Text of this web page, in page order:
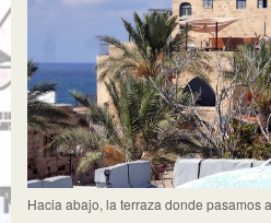
Hacia abajo, la terraza donde pasamos